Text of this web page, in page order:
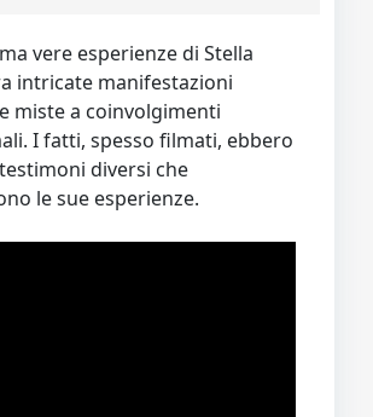
vere esperienze di Stella
intricate manifestazioni
miste a coinvolgimenti
I fatti, spesso filmati, ebbero
diversi che
le sue esperienze.